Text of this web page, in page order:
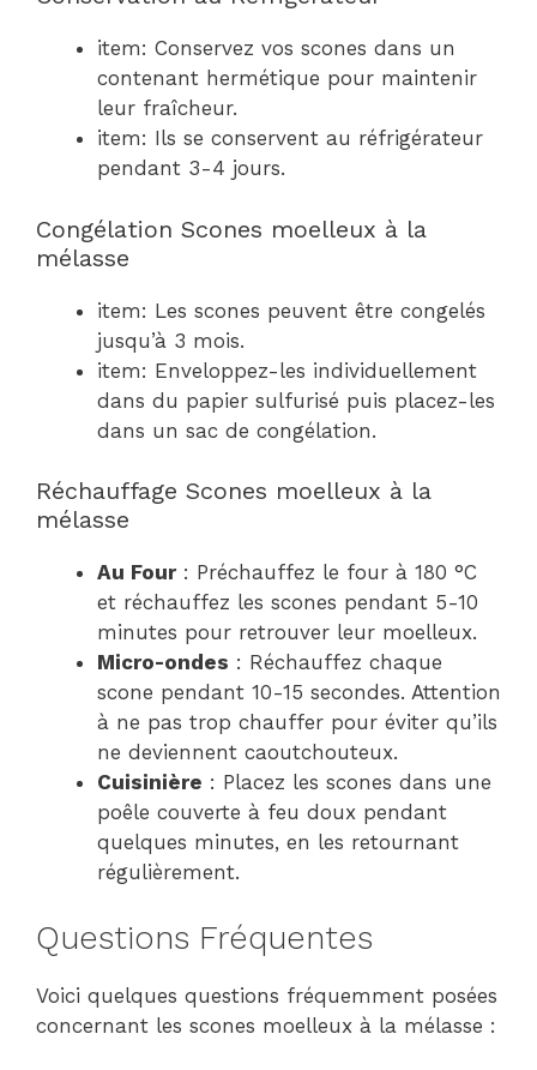
item: Conservez vos scones dans un
contenant hermétique pour maintenir
leur fraîcheur.
item: Ils se conservent au réfrigérateur
pendant 3-4 jours.
Congélation Scones moelleux à la
mélasse
item: Les scones peuvent être congelés
jusqu’à 3 mois.
item: Enveloppez-les individuellement
dans du papier sulfurisé puis placez-les
dans un sac de congélation.
Réchauffage Scones moelleux à la
mélasse
Au Four: Préchauffez le four à 180 °C
et réchauffez les scones pendant 5-10
minutes pour retrouver leur moelleux.
Micro-ondes : Réchauffez chaque
scone pendant 10-15 secondes. Attention
à ne pas trop chauffer pour éviter qu’ils
ne deviennent caoutchouteux.
Cuisinière : Placez les scones dans une
poêle couverte à feu doux pendant
quelques minutes, en les retournant
régulièrement.
Questions Fréquentes
Voici quelques questions fréquemment posées
concernant les scones moelleux à la mélasse :